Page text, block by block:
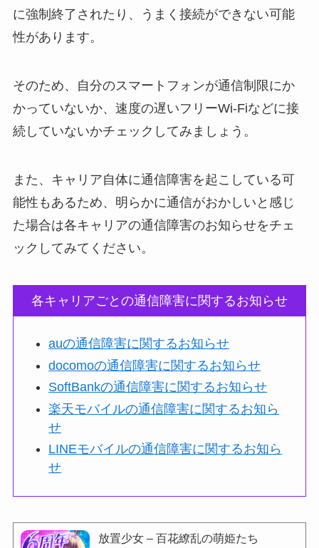
に強制終了されたり、うまく接続ができない可能
性があります。
そのため、自分のスマートフォンが通信制限にか
かっていないか、速度の遅いフリーWi-Fiなどに接
続していないかチェックしてみましょう。
また、キャリア自体に通信障害を起こしている可
能性もあるため、明らかに通信がおかしいと感じ
た場合は各キャリアの通信障害のお知らせをチェ
ックしてみてください。
各キャリアごとの通信障害に関するお知らせ
auの通信障害に関するお知らせ
docomoの通信障害に関するお知らせ
SoftBankの通信障害に関するお知らせ
楽天モバイルの通信障害に関するお知ら
せ
LINEモバイルの通信障害に関するお知ら
せ
放置少女 – 百花繚乱の萌姫たち